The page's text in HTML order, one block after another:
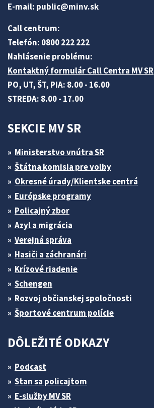
E-mail: public@minv.sk
Call centrum:
Telefón: 0800 222 222
Nahlásenie problému:
Kontaktný formulár Call Centra MV SR
PO, UT, ŠT, PIA: 8.00 - 16.00
STREDA: 8.00 - 17.00
SEKCIE MV SR
Ministerstvo vnútra SR
Štátna komisia pre volby
Okresné úrady/Klientske centrá
Európske programy
Policajný zbor
Azyl a migrácia
Verejná správa
Hasiči a záchranári
Krízové riadenie
Schengen
Rozvoj občianskej spoločnosti
Športové centrum polície
DÔLEŽITÉ ODKAZY
Podcast
Stan sa policajtom
E-služby MV SR